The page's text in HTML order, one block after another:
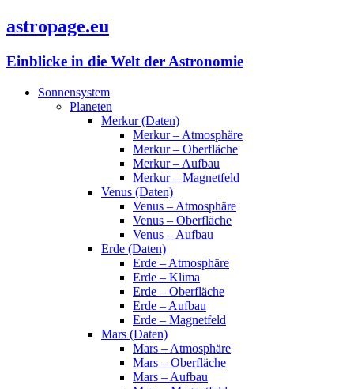
astropage.eu
Einblicke in die Welt der Astronomie
Sonnensystem
Planeten
Merkur (Daten)
Merkur – Atmosphäre
Merkur – Oberfläche
Merkur – Aufbau
Merkur – Magnetfeld
Venus (Daten)
Venus – Atmosphäre
Venus – Oberfläche
Venus – Aufbau
Erde (Daten)
Erde – Atmosphäre
Erde – Klima
Erde – Oberfläche
Erde – Aufbau
Erde – Magnetfeld
Mars (Daten)
Mars – Atmosphäre
Mars – Oberfläche
Mars – Aufbau